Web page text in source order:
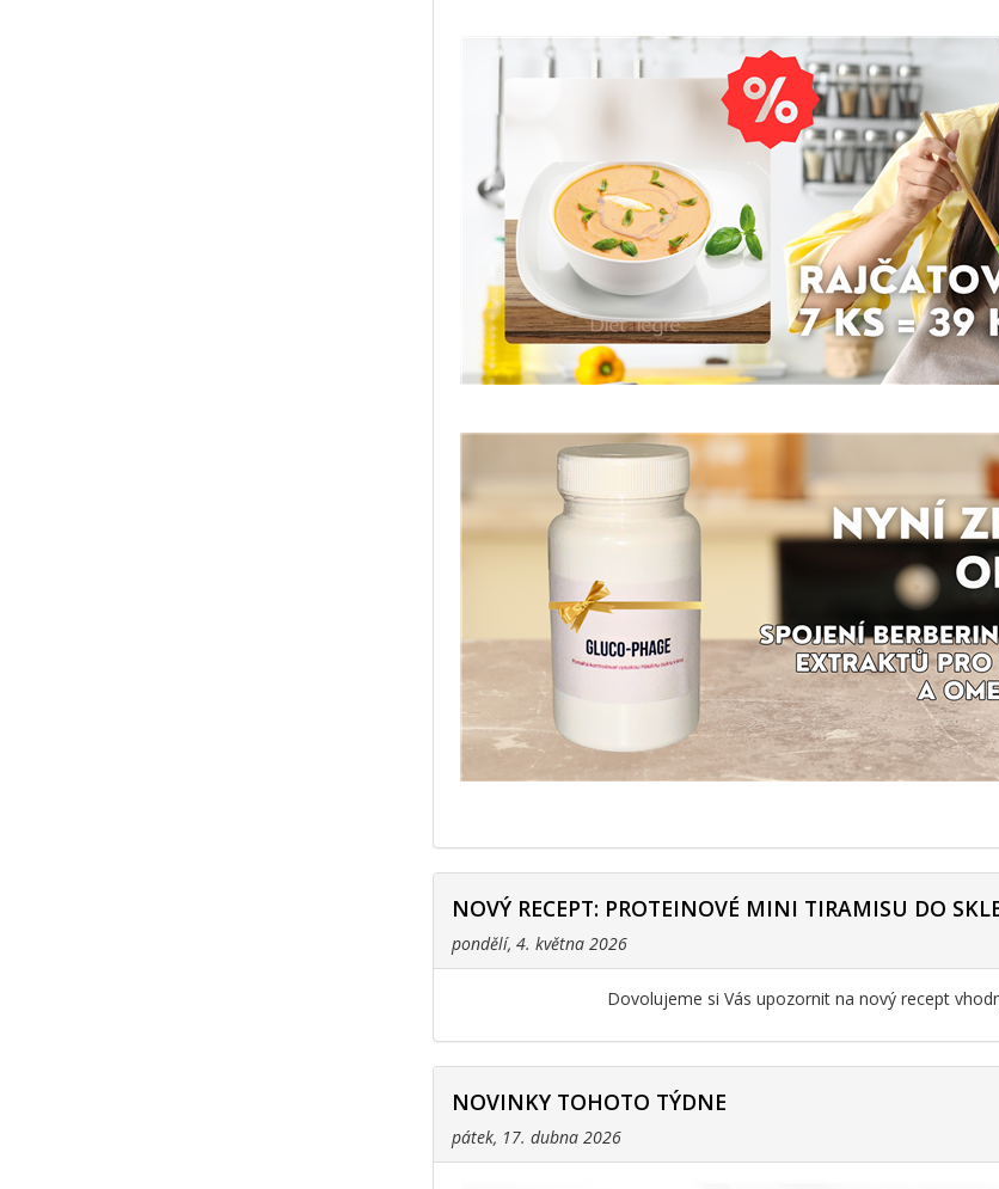
NOVÝ RECEPT: PROTEINOVÉ MINI TIRAMISU DO
pondělí, 4. května 2026
Dovolujeme si Vás upozornit na nový recept
NOVINKY TOHOTO TÝDNE
pátek, 17. dubna 2026